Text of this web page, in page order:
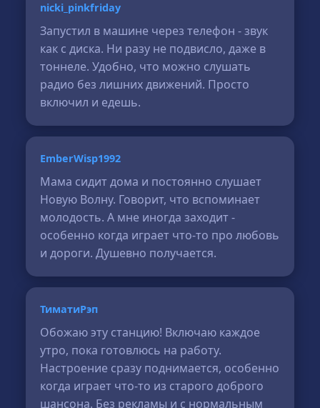
nicki_pinkfriday
Запустил в машине через телефон - звук
как с диска. Ни разу не подвисло, даже в
тоннеле. Удобно, что можно слушать
радио без лишних движений. Просто
включил и едешь.
EmberWisp1992
Мама сидит дома и постоянно слушает
Новую Волну. Говорит, что вспоминает
молодость. А мне иногда заходит -
особенно когда играет что-то про любовь
и дороги. Душевно получается.
ТиматиРэп
Обожаю эту станцию! Включаю каждое
утро, пока готовлюсь на работу.
Настроение сразу поднимается, особенно
когда играет что-то из старого доброго
шансона. Без рекламы и с нормальным